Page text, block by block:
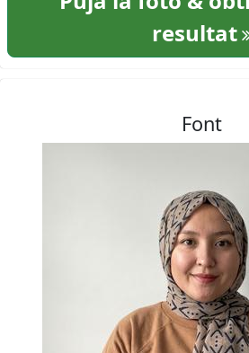
resultat
Font